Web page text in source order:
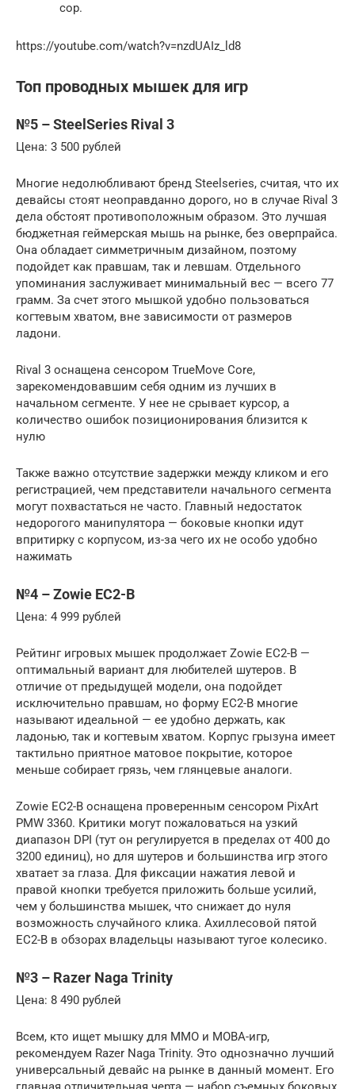
сор.
https://youtube.com/watch?v=nzdUAIz_ld8
Топ проводных мышек для игр
№5 – SteelSeries Rival 3
Цена: 3 500 рублей
Многие недолюбливают бренд Steelseries, считая, что их
девайсы стоят неоправданно дорого, но в случае Rival 3
дела обстоят противоположным образом. Это лучшая
бюджетная геймерская мышь на рынке, без оверпрайса.
Она обладает симметричным дизайном, поэтому
подойдет как правшам, так и левшам. Отдельного
упоминания заслуживает минимальный вес — всего 77
грамм. За счет этого мышкой удобно пользоваться
когтевым хватом, вне зависимости от размеров
ладони.
Rival 3 оснащена сенсором TrueMove Core,
зарекомендовавшим себя одним из лучших в
начальном сегменте. У нее не срывает курсор, а
количество ошибок позиционирования близится к
нулю
Также важно отсутствие задержки между кликом и его
регистрацией, чем представители начального сегмента
могут похвастаться не часто. Главный недостаток
недорогого манипулятора — боковые кнопки идут
впритирку с корпусом, из-за чего их не особо удобно
нажимать
№4 – Zowie EC2-B
Цена: 4 999 рублей
Рейтинг игровых мышек продолжает Zowie EC2-B —
оптимальный вариант для любителей шутеров. В
отличие от предыдущей модели, она подойдет
исключительно правшам, но форму EC2-B многие
называют идеальной — ее удобно держать, как
ладонью, так и когтевым хватом. Корпус грызуна имеет
тактильно приятное матовое покрытие, которое
меньше собирает грязь, чем глянцевые аналоги.
Zowie EC2-B оснащена проверенным сенсором PixArt
PMW 3360. Критики могут пожаловаться на узкий
диапазон DPI (тут он регулируется в пределах от 400 до
3200 единиц), но для шутеров и большинства игр этого
хватает за глаза. Для фиксации нажатия левой и
правой кнопки требуется приложить больше усилий,
чем у большинства мышек, что снижает до нуля
возможность случайного клика. Ахиллесовой пятой
EC2-B в обзорах владельцы называют тугое колесико.
№3 – Razer Naga Trinity
Цена: 8 490 рублей
Всем, кто ищет мышку для ММО и MOBA-игр,
рекомендуем Razer Naga Trinity. Это однозначно лучший
универсальный девайс на рынке в данный момент. Его